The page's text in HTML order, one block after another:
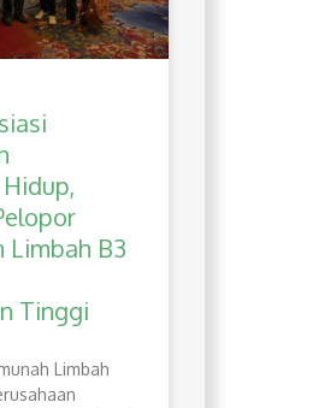
Limbah B3
Tinggi
Limbah